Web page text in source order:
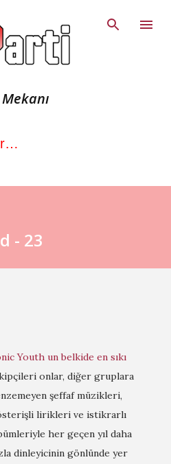
- 23
Youth un belkide en sıkı
onlar, diğer gruplara
şeffaf müzikleri,
lirikleri ve istikrarlı
her geçen yıl daha
dinleyicinin gönlünde yer